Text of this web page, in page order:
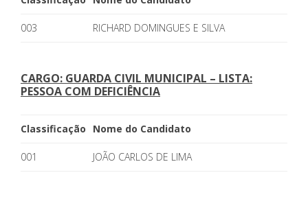
003 RICHARD DOMINGUES E SILVA
CARGO: GUARDA CIVIL MUNICIPAL – LISTA:
PESSOA COM DEFICIÊNCIA
Classificação Nome do Candidato
001 JOÃO CARLOS DE LIMA